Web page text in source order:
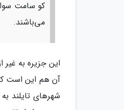
کو سامت
می‌باشند.
این جزیره به
آن هم این است